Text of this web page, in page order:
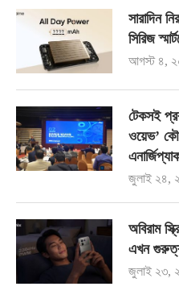
সারাদিন
সিরিজ
আগস্ট ৪,
টেকসই
ওয়েভ’
জুলাই ২৪,
অবিরাম
এখন
জুলাই ২৩,